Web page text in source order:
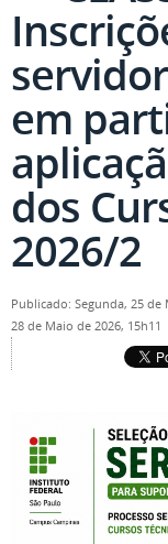
em
dos
2026/2
Publicado: Segunda, 25 de
28 de Maio de 2026, 15h11